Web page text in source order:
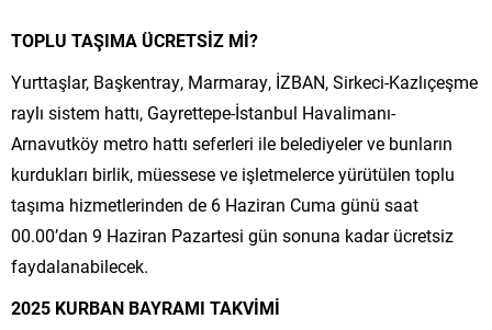
TOPLU TAŞIMA ÜCRETSİZ Mİ?
Yurttaşlar, Başkentray, Marmaray, İZBAN, Sirkeci-Kazlıçeşme
raylı sistem hattı, Gayrettepe-İstanbul Havalimanı-
Arnavutköy metro hattı seferleri ile belediyeler ve bunların
kurdukları birlik, müessese ve işletmelerce yürütülen toplu
taşıma hizmetlerinden de 6 Haziran Cuma günü saat
00.00’dan 9 Haziran Pazartesi gün sonuna kadar ücretsiz
faydalanabilecek.
2025 KURBAN BAYRAMI TAKVİMİ